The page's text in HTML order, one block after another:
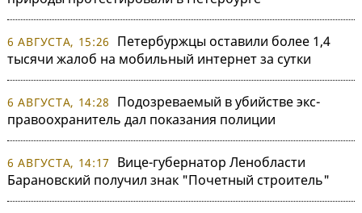
6 АВГУСТА, 15:26
Петербуржцы оставили более 1,4
тысячи жалоб на мобильный интернет за сутки
6 АВГУСТА, 14:28
Подозреваемый в убийстве экс-
правоохранитель дал показания полиции
6 АВГУСТА, 14:17
Вице-губернатор Ленобласти
Барановский получил знак "Почетный строитель"